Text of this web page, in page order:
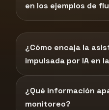
en los ejemplos de
¿Cómo encaja la
impulsada por IA en
¿Qué información
monitoreo?